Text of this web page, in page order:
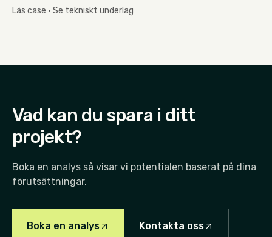
Läs case · Se tekniskt underlag
Vad kan du spara i ditt
projekt?
Boka en analys så visar vi potentialen baserat på dina
förutsättningar.
Boka en analys Kontakta oss